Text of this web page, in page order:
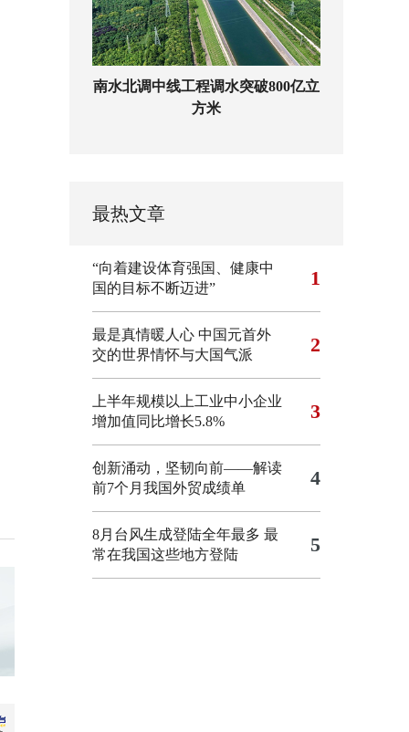
南水北调中线工程调水突破800亿立
方米
最热文章
“向着建设体育强国、健康中
国的目标不断迈进”
1
最是真情暖人心 中国元首外
交的世界情怀与大国气派
2
上半年规模以上工业中小企业
增加值同比增长5.8%
3
创新涌动，坚韧向前——解读
前7个月我国外贸成绩单
4
8月台风生成登陆全年最多 最
常在我国这些地方登陆
5